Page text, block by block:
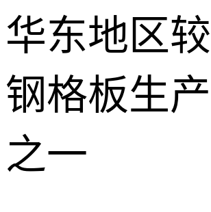
华东地区
钢格板生
之一
热镀锌钢格
板
水沟盖板
热浸锌钢格
板
平台钢格板
楼梯踏步板